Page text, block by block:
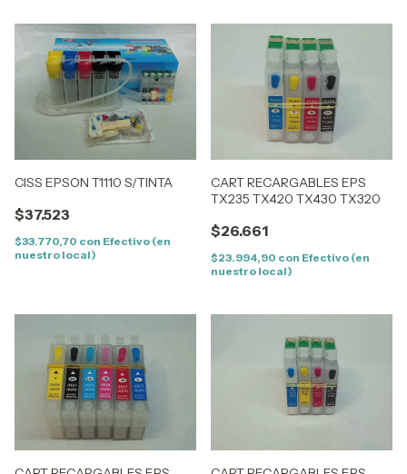
CISS EPSON T1110 S/TINTA
$37.523
$33.770,70 con Efectivo (en
nuestro local)
CART RECARGABLES EPS
TX235 TX420 TX430 TX320
$26.661
$23.994,90 con Efectivo (en
nuestro local)